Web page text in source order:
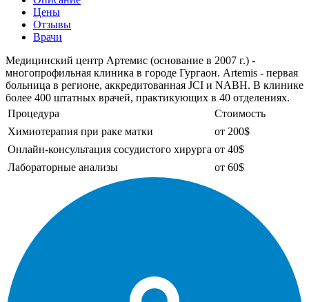
Цены
Отзывы
Врачи
Медицинский центр Артемис (основание в 2007 г.) -
многопрофильная клиника в городе Гургаон. Artemis - первая
больница в регионе, аккредитованная JCI и NABH. В клинике
более 400 штатных врачей, практикующих в 40 отделениях.
Процедура
Стоимость
Химиотерапия при раке матки
от 200$
Онлайн-консультация сосудистого хирурга от 40$
Лабораторные анализы
от 60$